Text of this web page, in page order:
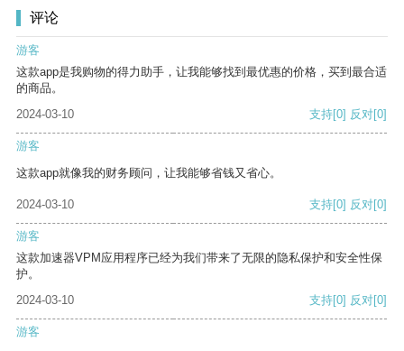
评论
游客
这款app是我购物的得力助手，让我能够找到最优惠的价格，买到最合适
的商品。
2024-03-10
支持[0] 反对[0]
游客
这款app就像我的财务顾问，让我能够省钱又省心。
2024-03-10 支持[0] 反对[0]
游客
这款加速器VPM应用程序已经为我们带来了无限的隐私保护和安全性保
护。
2024-03-10
支持[0] 反对[0]
游客